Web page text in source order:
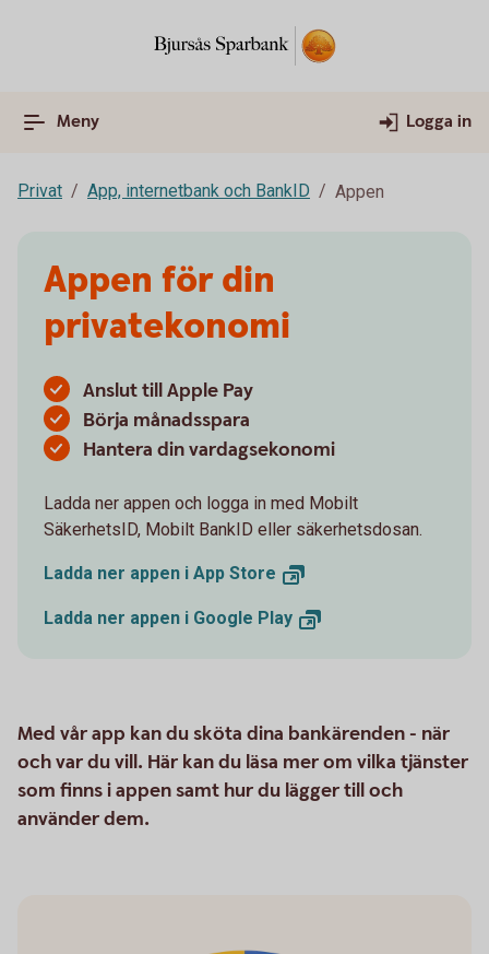
Meny Logga in
Privat App, internetbank och BankID Appen
Appen för din
privatekonomi
Anslut till Apple Pay
Börja månadsspara
Hantera din vardagsekonomi
Ladda ner appen och logga in med Mobilt
SäkerhetsID, Mobilt BankID eller säkerhetsdosan.
Ladda ner appen i App Store
Ladda ner appen i Google Play
Med vår app kan du sköta dina bankärenden - när
och var du vill. Här kan du läsa mer om vilka tjänster
som finns i appen samt hur du lägger till och
använder dem.